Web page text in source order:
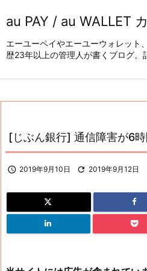
au PAY / au WALLET
エーユーペイやエーユーウォレット
歴23年以上の管理人が書くブログ。
[じぶん銀行] 通信障害が6
 2019年9月10日  2019年9月12日